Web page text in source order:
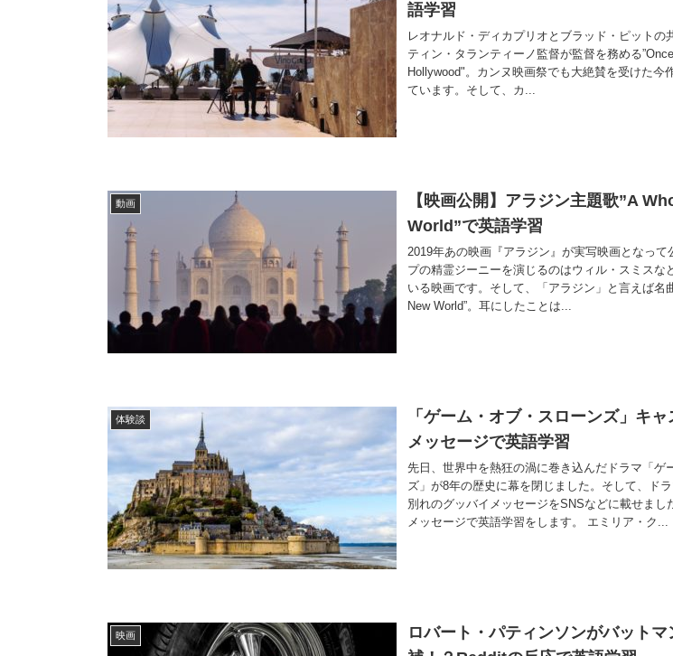
語学習
レオナルド・ディカプリオとブラッド・ピットの
ティン・タランティーノ監督が監督を務める
Hollywood"。カンヌ映画祭でも大絶賛を受けた今
ています。そして、カ...
動画
【映画公開】アラジン主題歌”A
World”で英語学習
2019年あの映画『アラジン』が実写映画となって
プの精霊ジーニーを演じるのはウィル・スミスな
いる映画です。そして、「アラジン」と言えば名
New World”。耳にしたことは...
体験談
「ゲーム・オブ・スローンズ」キ
メッセージで英語学習
先日、世界中を熱狂の渦に巻き込んだドラマ「ゲ
ズ」が8年の歴史に幕を閉じました。そして、ド
別れのグッバイメッセージをSNSなどに載せまし
メッセージで英語学習をします。 エミリア・ク...
映画
ロバート・パティンソンがバットマ